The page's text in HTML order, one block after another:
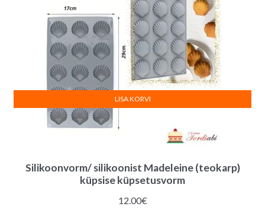
Silikoonvorm/ silikoonist Madeleine (teokarp)
küpsise küpsetusvorm
12.00€
LISA KORVI